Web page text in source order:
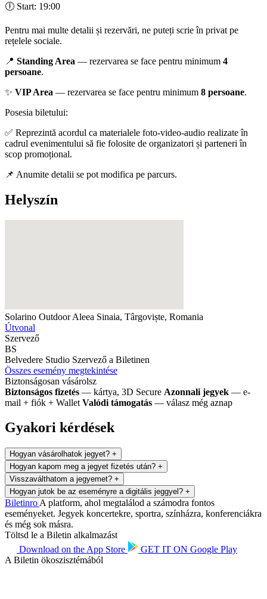
🕕 Start: 19:00
Pentru mai multe detalii și rezervări, ne puteți scrie în privat pe
rețelele sociale.
📍 Standing Area — rezervarea se face pentru minimum 4
persoane.
✨ VIP Area — rezervarea se face pentru minimum 8 persoane.
Posesia biletului:
✅ Reprezintă acordul ca materialele foto-video-audio realizate în
cadrul evenimentului să fie folosite de organizatori și parteneri în
scop promoțional.
📌 Anumite detalii se pot modifica pe parcurs.
Helyszín
Solarino Outdoor Aleea Sinaia, Târgoviște, Romania
Útvonal
Szervező
BS
Belvedere Studio Szervező a Biletinen
Összes esemény megtekintése
Biztonságosan vásárolsz
Biztonságos fizetés — kártya, 3D Secure Azonnali jegyek — e-
mail + fiók + Wallet Valódi támogatás — válasz még aznap
Gyakori kérdések
Hogyan vásárolhatok jegyet? +
Hogyan kapom meg a jegyet fizetés után? +
Visszaválthatom a jegyemet? +
Hogyan jutok be az eseményre a digitális jeggyel? +
Biletinro A platform, ahol megtalálod a számodra fontos
eseményeket. Jegyek koncertekre, sportra, színházra, konferenciákra
és még sok másra.
Töltsd le a Biletin alkalmazást
Download on the App Store GET IT ON Google Play
A Biletin ökoszisztémából